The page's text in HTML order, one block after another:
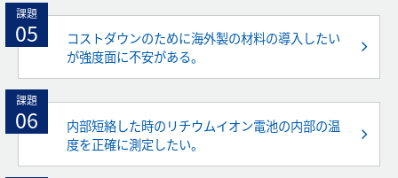
課題
05
コストダウンのために海外製の材料の導入したい
が強度面に不安がある。
課題
06
内部短絡した時のリチウムイオン電池の内部の温
度を正確に測定したい。